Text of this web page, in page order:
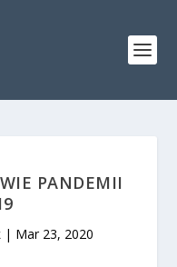
PANDEMII
| Mar 23, 2020